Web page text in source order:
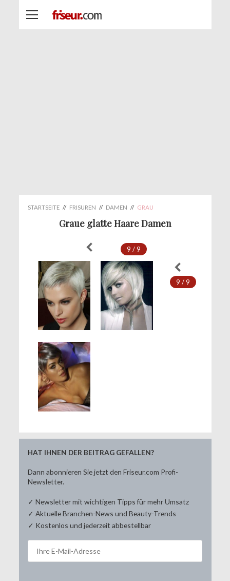
STARTSEITE // FRISUREN // DAMEN // GRAU
Graue glatte Haare Damen
9 / 9
9 / 9
HAT IHNEN DER BEITRAG GEFALLEN?
Dann abonnieren Sie jetzt den Friseur.com Profi-
Newsletter.
✓ Newsletter mit wichtigen Tipps für mehr Umsatz
✓ Aktuelle Branchen-News und Beauty-Trends
✓ Kostenlos und jederzeit abbestellbar